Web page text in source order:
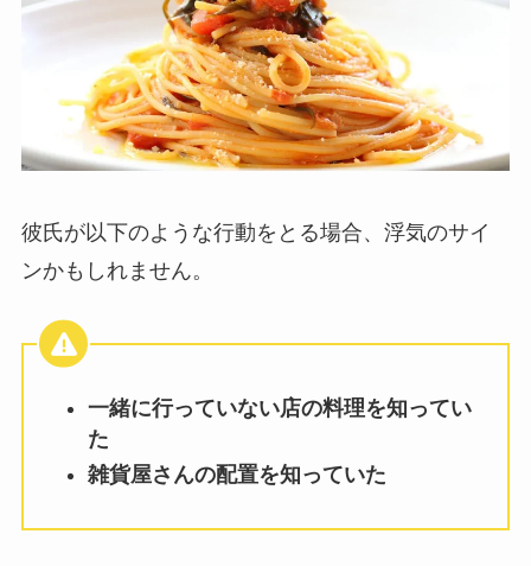
彼氏が以下のような行動をとる場合、浮気のサイ
ンかもしれません。
一緒に行っていない店の料理を知ってい
た
雑貨屋さんの配置を知っていた